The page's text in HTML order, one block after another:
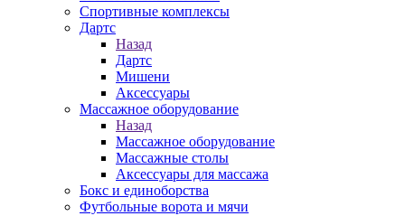
Спортивные комплексы
Дартс
Назад
Дартс
Мишени
Аксессуары
Массажное оборудование
Назад
Массажное оборудование
Массажные столы
Аксессуары для массажа
Бокс и единоборства
Футбольные ворота и мячи